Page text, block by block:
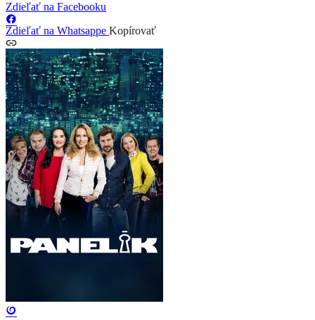
Zdieľať na Facebooku
Zdieľať na Whatsappe Kopírovať